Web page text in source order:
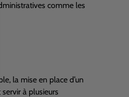
comme les
la mise en place d’un
à plusieurs